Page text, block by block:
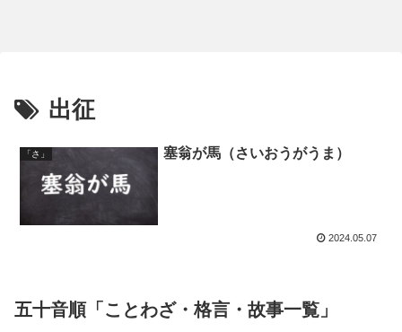
出征
「さ」 塞翁が馬（さいおうがうま）
2024.05.07
五十音順「ことわざ・格言・故事一覧」